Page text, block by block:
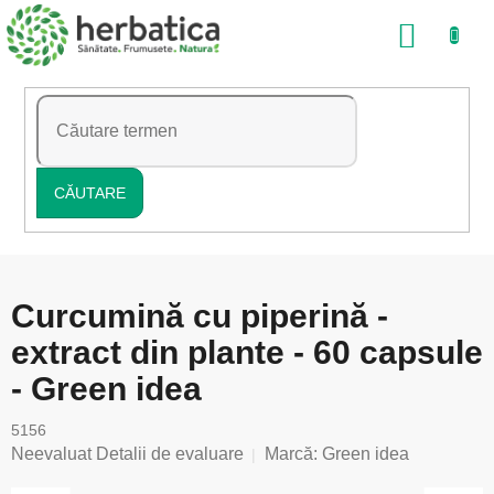
Treci
la
conținut
CĂUTARE
COŞ
Curcumină cu piperină -
extract din plante - 60 capsule
- Green idea
5156
Evaluarea
Neevaluat Detalii de evaluare Marcă: Green idea